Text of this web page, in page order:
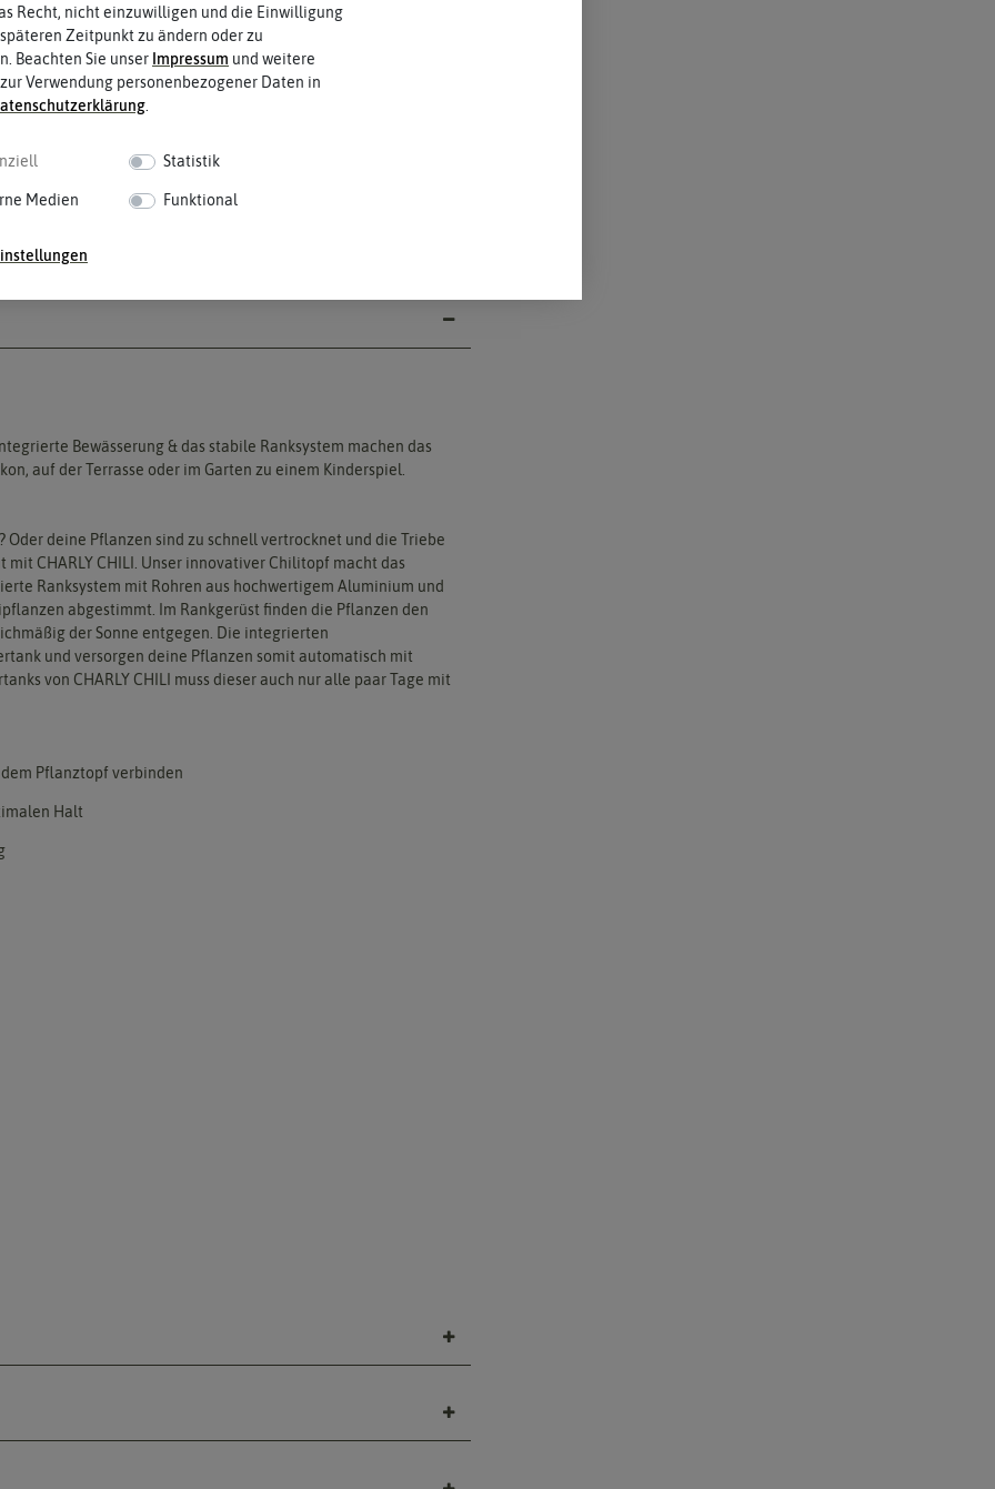
Bewässerung & das stabile Ranksystem machen das
auf der Terrasse oder im Garten zu einem Kinderspiel.
deine Pflanzen sind zu schnell vertrocknet und die Triebe
CHARLY CHILI. Unser innovativer Chilitopf macht das
Ranksystem mit Rohren aus hochwertigem Aluminium und
abgestimmt. Im Rankgerüst finden die Pflanzen den
der Sonne entgegen. Die integrierten
und versorgen deine Pflanzen somit automatisch mit
von CHARLY CHILI muss dieser auch nur alle paar Tage mit
dem Pflanztopf verbinden
Halt
Recht, nicht einzuwilligen und die Einwilligung
Zeitpunkt zu ändern oder zu
Beachten Sie unser Impressum und weitere
Verwendung personenbezogener Daten in
.
Statistik
Medien Funktional